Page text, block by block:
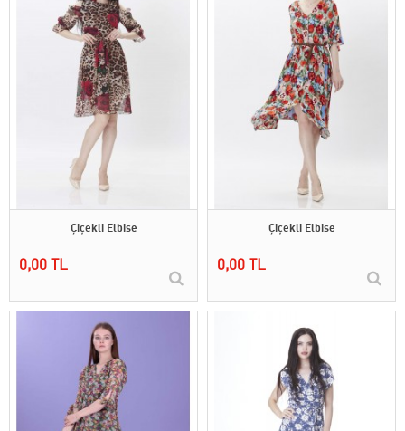
Çiçekli Elbise
0,00 TL
Çiçekli Elbise
0,00 TL